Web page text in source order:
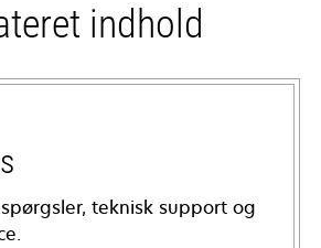
indhold
teknisk support og